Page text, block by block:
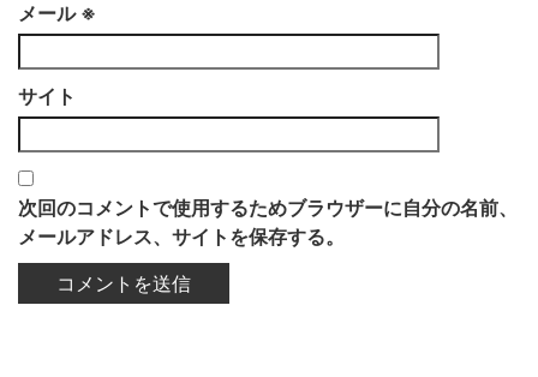
メール ※
サイト
次回のコメントで使用するためブラウザーに自分の名前、
メールアドレス、サイトを保存する。